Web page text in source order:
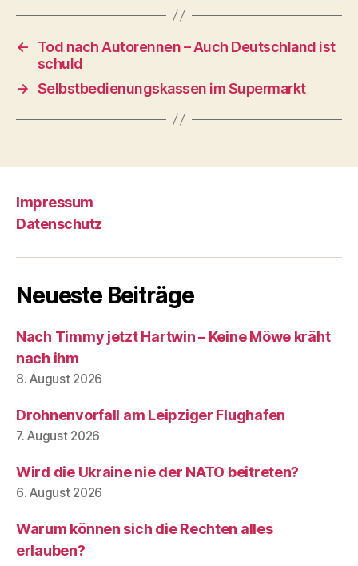
←
Tod nach Autorennen – Auch Deutschland ist
schuld
→ Selbstbedienungskassen im Supermarkt
Impressum
Datenschutz
Neueste Beiträge
Nach Timmy jetzt Hartwin – Keine Möwe kräht
nach ihm
8. August 2026
Drohnenvorfall am Leipziger Flughafen
7. August 2026
Wird die Ukraine nie der NATO beitreten?
6. August 2026
Warum können sich die Rechten alles
erlauben?